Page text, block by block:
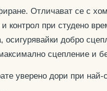
Отличават се с
контрол при студено
добро
сцепление и
уверено дори при най-